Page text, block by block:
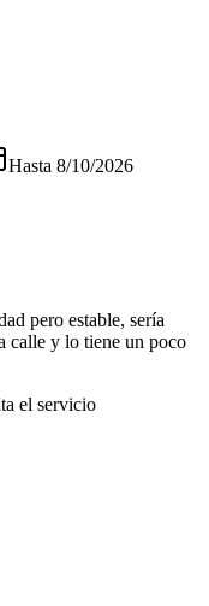
Hasta 8/10/2026
pero estable, sería
calle y lo tiene un poco
el servicio